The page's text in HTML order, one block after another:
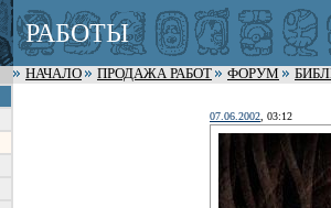
РАБОТЫ
НАЧАЛО ПРОДАЖА РАБОТ ФОРУМ
07.06.2002 , 03:12